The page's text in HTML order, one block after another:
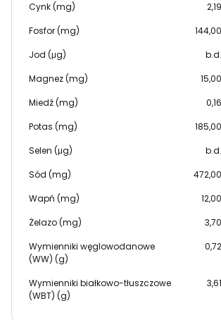
Cynk (mg) 2,19
Fosfor (mg)
144,00
Jod (μg)
b.d.
Magnez (mg)
15,00
Miedź (mg)
0,16
Potas (mg)
185,00
Selen (μg)
b.d.
Sód (mg)
472,00
Wapń (mg)
12,00
Żelazo (mg)
3,70
Wymienniki węglowodanowe
(WW) (g)
0,72
Wymienniki białkowo-tłuszczowe
(WBT) (g)
3,61